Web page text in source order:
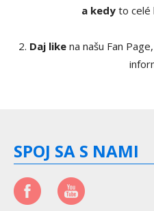
a kedy to celé
2. Daj like na našu Fan
SPOJ SA S NAMI